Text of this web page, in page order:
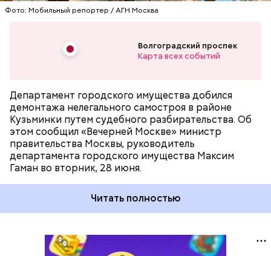
Фото: Мобильный репортер / АГН Москва
Волгоградский проспек
Карта всех событий
Департамент городского имущества добился
демонтажа нелегального самостроя в районе
Кузьминки путем судебного разбирательства. Об
этом сообщил «Вечерней Москве» министр
правительства Москвы, руководитель
департамента городского имущества Максим
Гаман во вторник, 28 июня.
Волгоградском проспекте и обязал
предпринимателя его демонтировать, — отмечает
Читать полностью